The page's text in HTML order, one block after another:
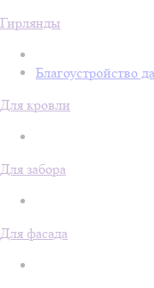
Гирлянды
Благоустройство
Для кровли
Для забора
Для фасада